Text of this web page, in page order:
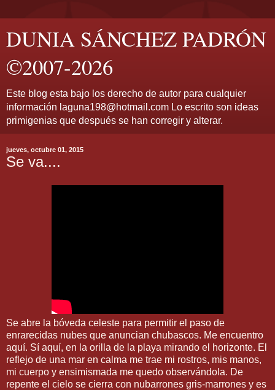
DUNIA SÁNCHEZ PADRÓN
©2007-2026
Este blog esta bajo los derecho de autor para cualquier
información laguna198@hotmail.com Lo escrito son ideas
primigenias que después se han corregir y alterar.
jueves, octubre 01, 2015
Se va....
Se abre la bóveda celeste para permitir el paso de
enrarecidas nubes que anuncian chubascos. Me encuentro
aquí. Sí aquí, en la orilla de la playa mirando el horizonte. El
reflejo de una mar en calma me trae mi rostros, mis manos,
mi cuerpo y ensimismada me quedo observándola. De
repente el cielo se cierra con nubarrones gris-marrones y es